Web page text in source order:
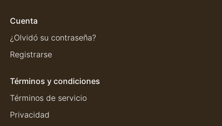
Cuenta
¿Olvidó su contraseña?
Registrarse
Términos y condiciones
Términos de servicio
Privacidad